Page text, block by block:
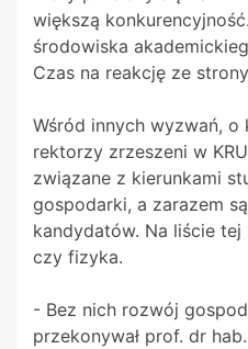
większą
środowiska
Czas na reakcję ze
Wśród innych wyzwań,
rektorzy zrzeszeni w
związane z kierunkami
gospodarki, a zarazem
kandydatów. Na liście tej
czy fizyka.
- Bez nich rozwój
przekonywał prof. dr